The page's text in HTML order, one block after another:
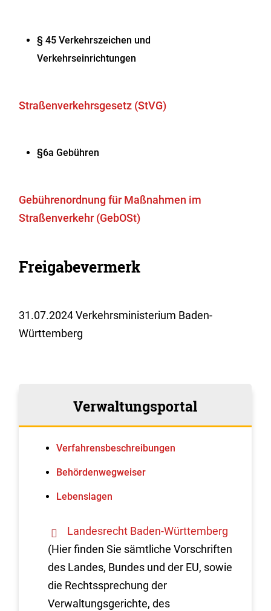
§ 45 Verkehrszeichen und
Verkehrseinrichtungen
Straßenverkehrsgesetz (StVG)
§6a Gebühren
Gebührenordnung für Maßnahmen im
Straßenverkehr (GebOSt)
Freigabevermerk
31.07.2024 Verkehrsministerium Baden-
Württemberg
Verwaltungsportal
Verfahrens­beschreibungen
Behördenwegweiser
Lebenslagen
Landesrecht Baden-Württemberg
(Hier finden Sie sämtliche Vorschriften
des Landes, Bundes und der EU, sowie
die Rechtssprechung der
Verwaltungsgerichte, des